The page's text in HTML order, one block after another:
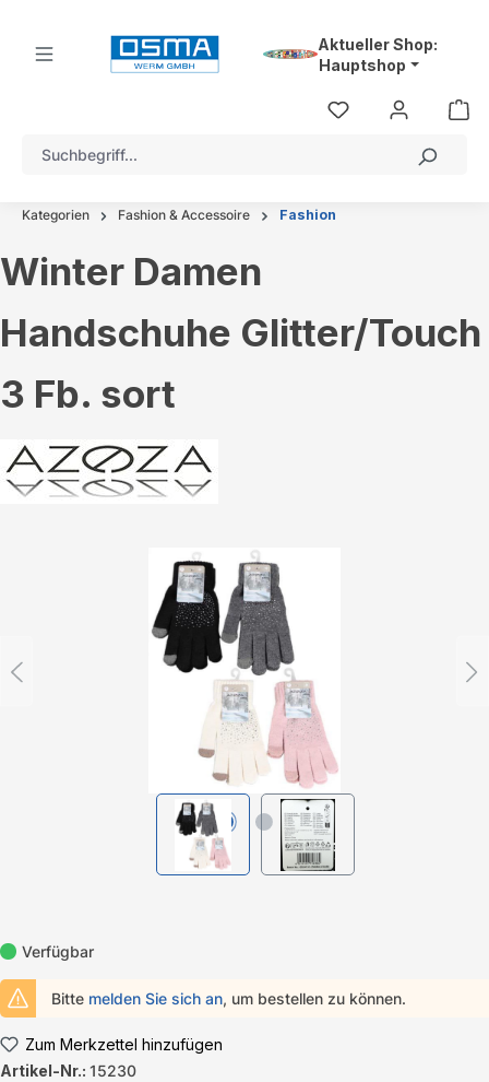
Aktueller Shop:
Hauptshop
Kategorien Fashion & Accessoire Fashion
Winter Damen
Handschuhe Glitter/Touch
3 Fb. sort
Bildergalerie überspringen
Verfügbar
Bitte melden Sie sich an, um bestellen zu können.
Zum Merkzettel hinzufügen
Artikel-Nr.: 15230